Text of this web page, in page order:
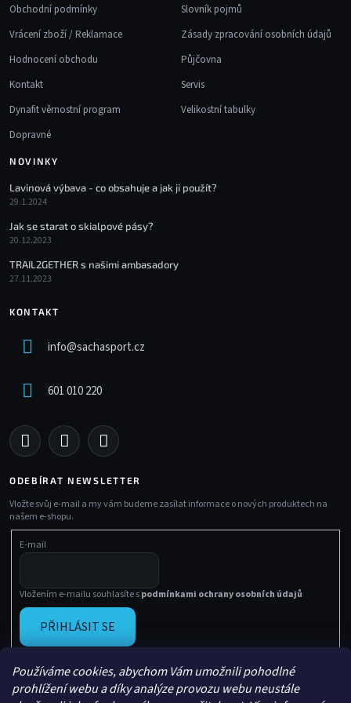
Používáme cookies, abychom Vám umožnili pohodlné
prohlížení webu a díky analýze provozu webu neustále
Obchodní podmínky
Vrácení zboží / Reklamace
Hodnocení obchodu
Kontakt
Dynafit věrnostní program
Dopravné
Slovník pojmů
Zásady zpracování osobních údajů
Půjčovna
Servis
Velikostní tabulky
NOVINKY
Lavinová výbava - co obsahuje a jak ji použít?
29.1.2024
Jak se starat o skialpové pásy?
20.12.2023
TRAIL2GETHER s našimi ambasadory
27.11.2023
KONTAKT
info@sachasport.cz
601 010 220
ODEBÍRAT NEWSLETTER
Vložte svůj e-mail a my vám budeme zasílat informace o nových produktech na
našem e-shopu.
E-mail
Vložením e-mailu souhlasíte spodmínkami ochrany osobních údajů
PŘIHLÁSIT SE